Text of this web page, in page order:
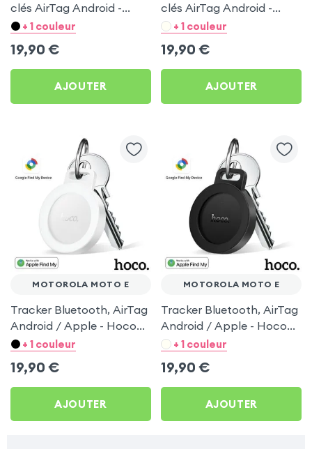
clés AirTag Android -
Hoco Blanc pour
+ 1 couleur
19,90 €
AJOUTER
clés AirTag Android -
Hoco Noir pour Motorola
+ 1 couleur
19,90 €
AJOUTER
MOTOROLA MOTO E
Tracker Bluetooth, AirTag
Android / Apple - Hoco
Blanc pour Motorola
+ 1 couleur
19,90 €
AJOUTER
MOTOROLA MOTO E
Tracker Bluetooth, AirTag
Android / Apple - Hoco
Noir pour Motorola Moto
+ 1 couleur
19,90 €
AJOUTER